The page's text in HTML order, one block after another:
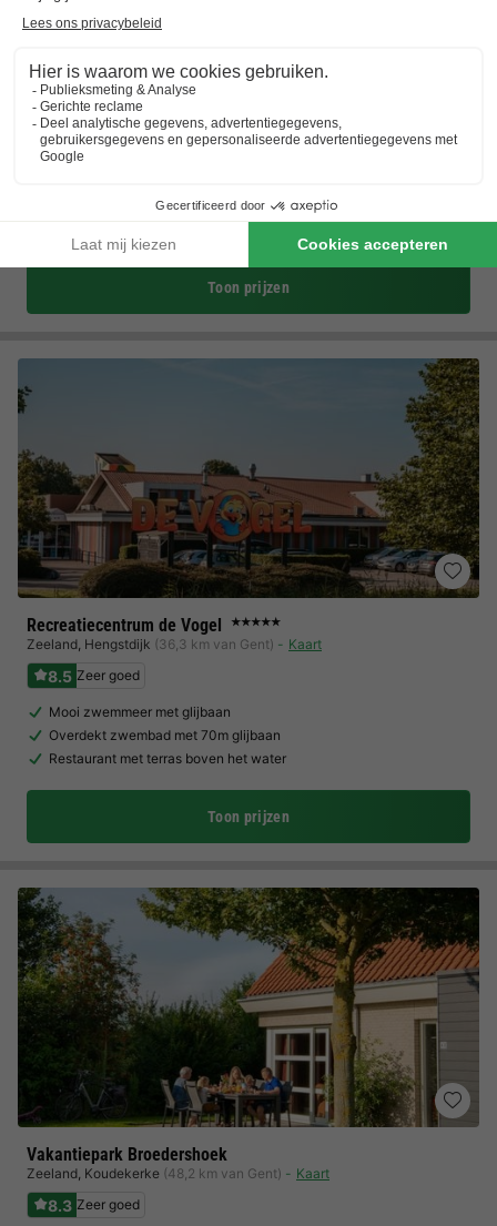
Landal Noordzee Residence Cadzand-Bad
Zeeland,Cadzand-bad (42,9 km van Gent)
7.9 Goed
Nabij Brugge en Knokke
Toon prijzen
Recreatiecentrum de Vogel ★★★★★
Zeeland, Hengstdijk (36,3 km van Gent) Kaart
8.5 Zeer goed
Mooi zwemmeer met glijbaan
Overdekt zwembad met 70m glijbaan
Restaurant met terras boven het water
Toon prijzen
Vakantiepark Broedershoek
Zeeland, Koudekerke (48,2 km van Gent) Kaart
8.3 Zeer goed